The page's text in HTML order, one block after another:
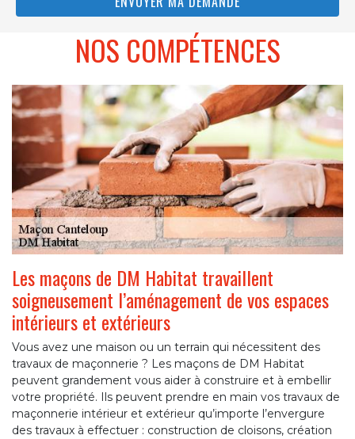
NOS COMPÉTENCES
Les maçons de DM Habitat travaillent
soigneusement l’aménagement de vos espaces
intérieurs et extérieurs
Vous avez une maison ou un terrain qui nécessitent des
travaux de maçonnerie ? Les maçons de DM Habitat
peuvent grandement vous aider à construire et à embellir
votre propriété. Ils peuvent prendre en main vos travaux de
maçonnerie intérieur et extérieur qu’importe l’envergure
des travaux à effectuer : construction de cloisons, création